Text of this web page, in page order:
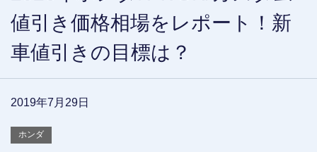
値引き価格相場をレポート！新
車値引きの目標は？
2019年7月29日
ホンダ